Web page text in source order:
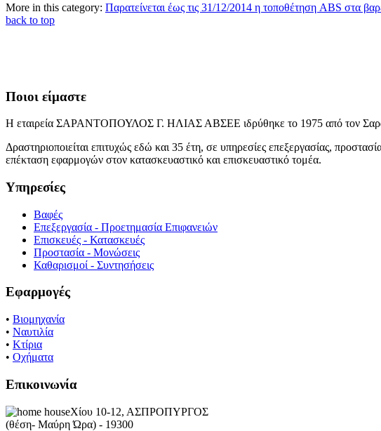
More in this category: Παρατείνεται έως τις 31/12/2014 η τοποθέτηση ABS στα
back to top
Ποιοι είμαστε
Η εταιρεία ΣΑΡΑΝΤΟΠΟΥΛΟΣ Γ. ΗΛΙΑΣ ΑΒΣΕΕ ιδρύθηκε το 1975 από τον
Δραστηριοποιείται επιτυχώς εδώ και 35 έτη, σε υπηρεσίες επεξεργασίας,
επέκταση εφαρμογών στον κατασκευαστικό και επισκευαστικό τομέα.
Υπηρεσίες
Βαφές
Επεξεργασία - Προετημασία Επιφανειών
Επισκευές - Κατασκευές
Προστασία - Μονώσεις
Καθαρισμοί - Συντησήσεις
Εφαρμογές
• Βιομηχανία
• Ναυτιλία
• Κτίρια
• Οχήματα
Επικοινωνία
Χίου 10-12, ΑΣΠΡΟΠΥΡΓΟΣ
(θέση- Μαύρη Ώρα) - 19300